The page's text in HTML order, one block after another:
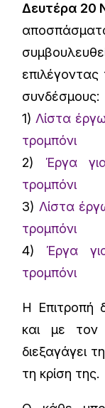
Δευτέρα 20
συνδέσμους:
1) Λίστα
τρομπόνι
2) Έργα
τρομπόνι
3) Λίστα
τρομπόνι
4) Έργα
τρομπόνι
Η Επιτροπή
και με τον
διεξαγάγει
τη κρίση της.